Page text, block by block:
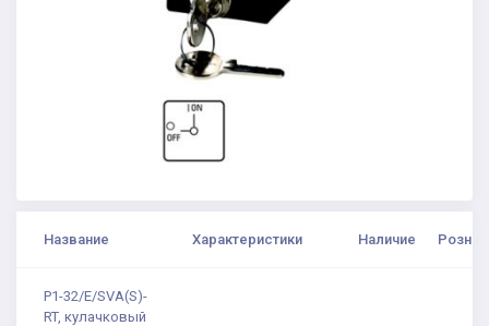
Название Характеристики Наличие
P1-32/E/SVA(S)-
RT, кулачковый